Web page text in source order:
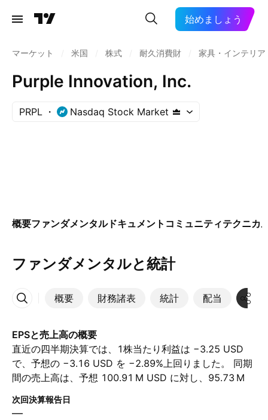
始めましょう
マーケット 米国 株式 耐久消費財 家具・インテリア
Purple Innovation, Inc.
PRPL Nasdaq Stock Market
概要ファンダメンタルドキュメント コミュニティテクニカ
ファンダメンタルと統計
概要 財務諸表 統計 配当 決算
その他
EPSと売上高の概要
直近の四半期決算では、1株当たり利益は −3.25 USD
で、予想の −3.16 USD を −2.89%上回りました。 同期
間の売上高は、予想 ‪100.91 M‬ USD に対し、‪95.73 M‬
USD に達しました。 次の四半期について、アナリスト
は1株当たり利益が −2.18 USD、売上高が ‪104.39 M‬
次回決算報告日
—